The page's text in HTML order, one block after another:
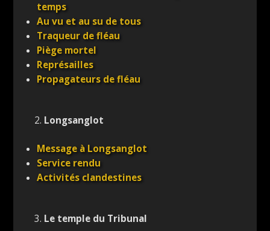
temps
Au vu et au su de tous
Traqueur de fléau
Piège mortel
Représailles
Propagateurs de fléau
2. Longsanglot
Message à Longsanglot
Service rendu
Activités clandestines
3. Le temple du Tribunal